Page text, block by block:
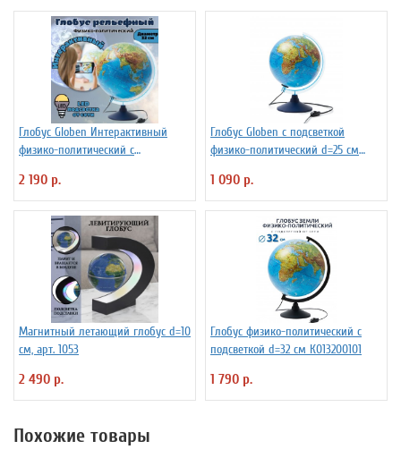
Глобус Globen Интерактивный
физико-политический с
2 190 р.
Глобус Globen с подсветкой
физико-политический d=25 см
1 090 р.
Магнитный летающий глобус d=10
см, арт. 1053
2 490 р.
Глобус физико-политический с
подсветкой d=32 см К013200101
1 790 р.
Похожие товары